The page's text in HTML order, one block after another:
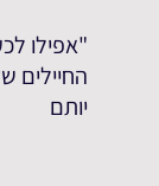
"אפילו
החיילים
יותם